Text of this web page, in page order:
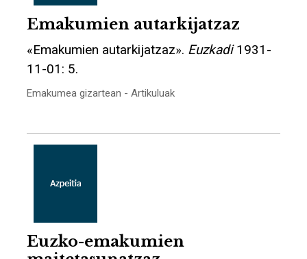
Emakumien autarkijatzaz
«Emakumien autarkijatzaz». Euzkadi1931-
11-01: 5.
Emakumea gizartean - Artikuluak
Euzko-emakumien